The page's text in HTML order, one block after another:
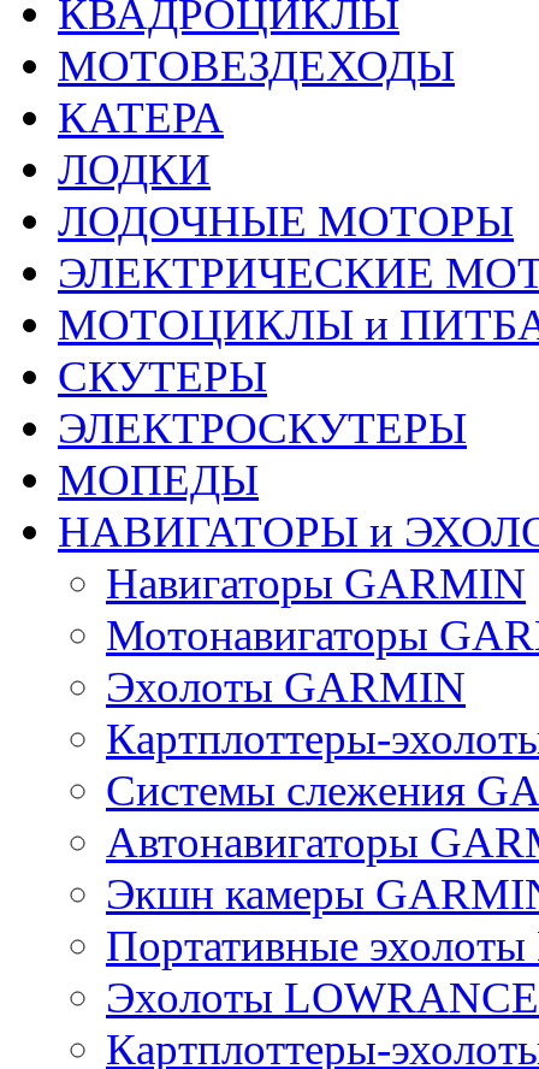
КВАДРОЦИКЛЫ
МОТОВЕЗДЕХОДЫ
КАТЕРА
ЛОДКИ
ЛОДОЧНЫЕ МОТОРЫ
ЭЛЕКТРИЧЕСКИЕ
МОТОЦИКЛЫ и
СКУТЕРЫ
ЭЛЕКТРОСКУТЕРЫ
МОПЕДЫ
НАВИГАТОРЫ и
Навигаторы GARMIN
Мотонавигаторы
Эхолоты GARMIN
Картплоттеры-
Системы слежения
Автонавигаторы
Экшн камеры
Портативные
Эхолоты LOWRANCE
Картплоттеры-